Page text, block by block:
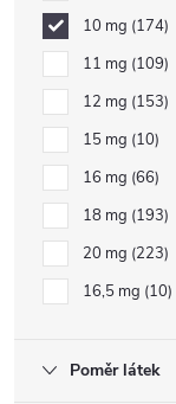
10 mg 174
11 mg 109
12 mg 153
15 mg 10
16 mg 66
18 mg 193
20 mg 223
16,5 mg 10
Poměr látek